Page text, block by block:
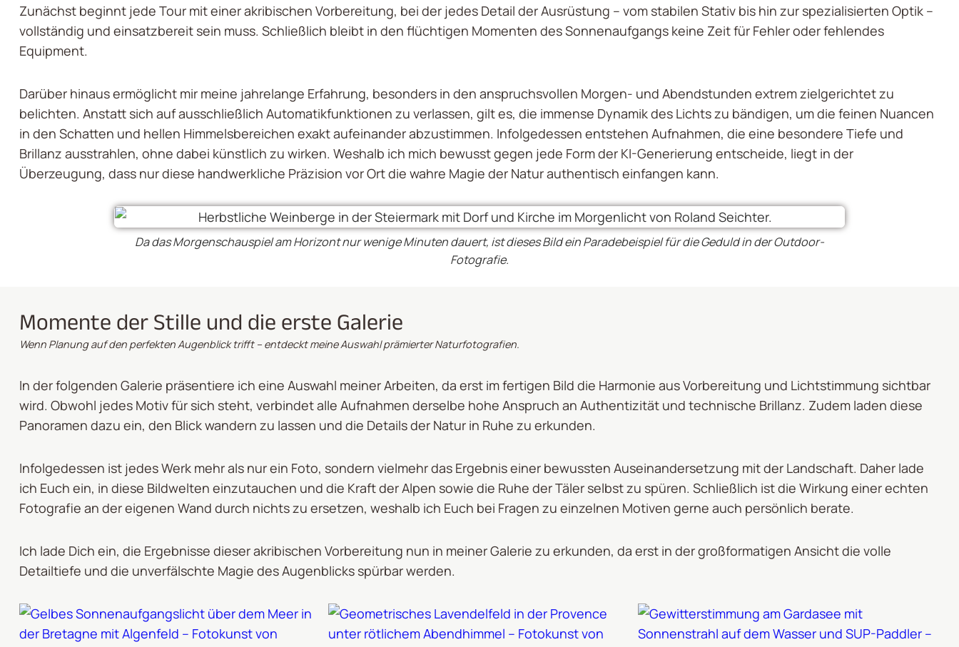
Zunächst beginnt jede Tour mit einer akribischen Vorbereitung, bei der jedes Detail der Ausrüstung – vom stabilen Stativ bis hin zur spezialisierten Optik –
vollständig und einsatzbereit sein muss. Schließlich bleibt in den flüchtigen Momenten des Sonnenaufgangs keine Zeit für Fehler oder fehlendes
Equipment.
Darüber hinaus ermöglicht mir meine jahrelange Erfahrung, besonders in den anspruchsvollen Morgen- und Abendstunden extrem zielgerichtet zu
belichten. Anstatt sich auf ausschließlich Automatikfunktionen zu verlassen, gilt es, die immense Dynamik des Lichts zu bändigen, um die feinen Nuancen
in den Schatten und hellen Himmelsbereichen exakt aufeinander abzustimmen. Infolgedessen entstehen Aufnahmen, die eine besondere Tiefe und
Brillanz ausstrahlen, ohne dabei künstlich zu wirken. Weshalb ich mich bewusst gegen jede Form der KI-Generierung entscheide, liegt in der
Überzeugung, dass nur diese handwerkliche Präzision vor Ort die wahre Magie der Natur authentisch einfangen kann.
Da das Morgenschauspiel am Horizont nur wenige Minuten dauert, ist dieses Bild ein Paradebeispiel für die Geduld in der Outdoor-
Fotografie.
Momente der Stille und die erste Galerie
Wenn Planung auf den perfekten Augenblick trifft – entdeckt meine Auswahl prämierter Naturfotografien.
In der folgenden Galerie präsentiere ich eine Auswahl meiner Arbeiten, da erst im fertigen Bild die Harmonie aus Vorbereitung und Lichtstimmung sichtbar
wird. Obwohl jedes Motiv für sich steht, verbindet alle Aufnahmen derselbe hohe Anspruch an Authentizität und technische Brillanz. Zudem laden diese
Panoramen dazu ein, den Blick wandern zu lassen und die Details der Natur in Ruhe zu erkunden.
Infolgedessen ist jedes Werk mehr als nur ein Foto, sondern vielmehr das Ergebnis einer bewussten Auseinandersetzung mit der Landschaft. Daher lade
ich Euch ein, in diese Bildwelten einzutauchen und die Kraft der Alpen sowie die Ruhe der Täler selbst zu spüren. Schließlich ist die Wirkung einer echten
Fotografie an der eigenen Wand durch nichts zu ersetzen, weshalb ich Euch bei Fragen zu einzelnen Motiven gerne auch persönlich berate.
Ich lade Dich ein, die Ergebnisse dieser akribischen Vorbereitung nun in meiner Galerie zu erkunden, da erst in der großformatigen Ansicht die volle
Detailtiefe und die unverfälschte Magie des Augenblicks spürbar werden.